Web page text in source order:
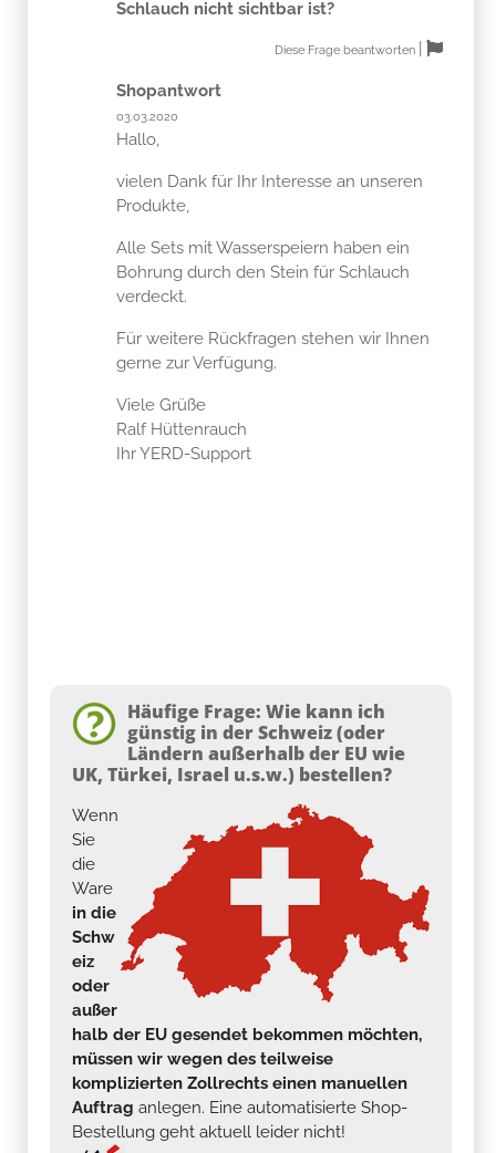
Schlauch nicht sichtbar ist?
Diese Frage beantworten
Shopantwort
03.03.2020
Hallo,
vielen Dank für Ihr Interesse an unseren
Produkte,
Alle Sets mit Wasserspeiern haben ein
Bohrung durch den Stein für Schlauch
verdeckt.
Für weitere Rückfragen stehen wir Ihnen
gerne zur Verfügung.
Viele Grüße
Ralf Hüttenrauch
Ihr YERD-Support
Häufige Frage: Wie kann ich
günstig in der Schweiz (oder
Ländern außerhalb der EU wie
UK, Türkei, Israel u.s.w.) bestellen?
Wenn
Sie
die
Ware
in die
Schw
eiz
oder
außer
halb der EU gesendet bekommen möchten,
müssen wir wegen des teilweise
komplizierten Zollrechts einen manuellen
Auftrag anlegen. Eine automatisierte Shop-
Bestellung geht aktuell leider nicht!